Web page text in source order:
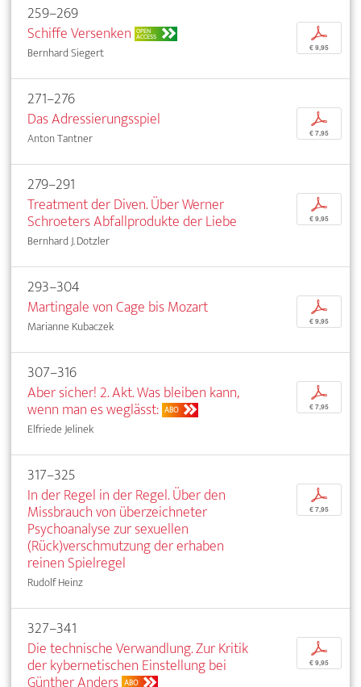
259–269
Schiffe Versenken OPEN
ACCESS
Bernhard Siegert
p
€ 9,95
271–276
Das Adressierungsspiel
Anton Tantner
p
€ 7,95
279–291
Treatment der Diven. Über Werner
Schroeters Abfallprodukte der Liebe
Bernhard J. Dotzler
p
€ 9,95
293–304
Martingale von Cage bis Mozart
Marianne Kubaczek
p
€ 9,95
307–316
Aber sicher! 2. Akt. Was bleiben kann,
wenn man es weglässt: ABO
Elfriede Jelinek
p
€ 7,95
317–325
In der Regel in der Regel. Über den
Missbrauch von überzeichneter
Psychoanalyse zur sexuellen
(Rück)verschmutzung der erhaben
reinen Spielregel
Rudolf Heinz
p
€ 7,95
327–341
Die technische Verwandlung. Zur Kritik
der kybernetischen Einstellung bei
ABO
p
€ 9,95